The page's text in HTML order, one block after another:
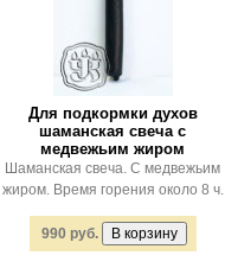
Для подкормки духов
шаманская свеча с
медвежьим жиром
Шаманская свеча. С медвежьим
жиром. Время горения около 8 ч.
990 руб.